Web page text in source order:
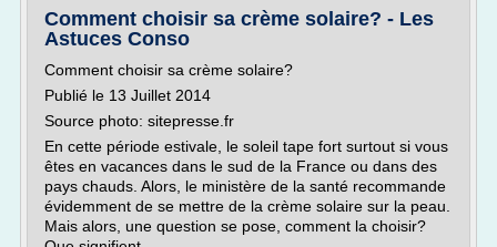
Comment choisir sa crème solaire? - Les
Astuces Conso
Comment choisir sa crème solaire?
Publié le 13 Juillet 2014
Source photo: sitepresse.fr
En cette période estivale, le soleil tape fort surtout si vous
êtes en vacances dans le sud de la France ou dans des
pays chauds. Alors, le ministère de la santé recommande
évidemment de se mettre de la crème solaire sur la peau.
Mais alors, une question se pose, comment la choisir?